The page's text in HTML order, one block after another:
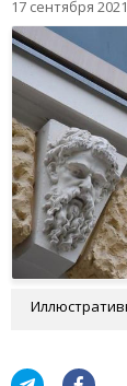
17 сентября